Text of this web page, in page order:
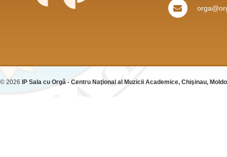
© 2026 IP Sala cu Orgă - Centru Naţional al Muzicii Academice, Chişinau,